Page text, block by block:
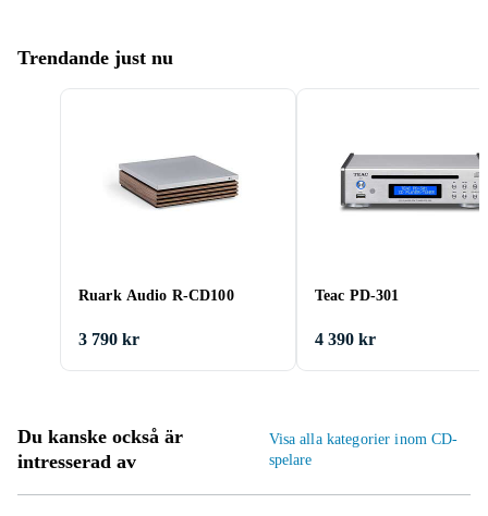
Trendande just nu
Ruark Audio R-CD100
3 790 kr
Teac PD-301
4 390 kr
Du kanske också är
intresserad av
Visa alla kategorier inom CD-
spelare